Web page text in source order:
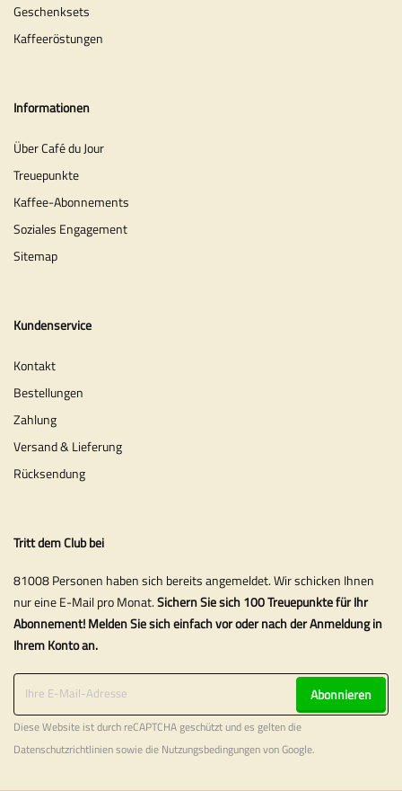
Geschenksets
Kaffeeröstungen
Informationen
Über Café du Jour
Treuepunkte
Kaffee-Abonnements
Soziales Engagement
Sitemap
Kundenservice
Kontakt
Bestellungen
Zahlung
Versand & Lieferung
Rücksendung
Tritt dem Club bei
81008 Personen haben sich bereits angemeldet. Wir schicken Ihnen
nur eine E-Mail pro Monat.Sichern Sie sich 100 Treuepunkte für Ihr
Abonnement! Melden Sie sich einfach vor oder nach der Anmeldung in
Ihrem Konto an.
Abonnieren
Diese Website ist durch reCAPTCHA geschützt und es gelten die
Datenschutzrichtliniensowie die Nutzungsbedingungenvon Google.